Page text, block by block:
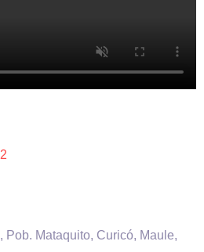
Pob. Mataquito, Curicó, Maule,